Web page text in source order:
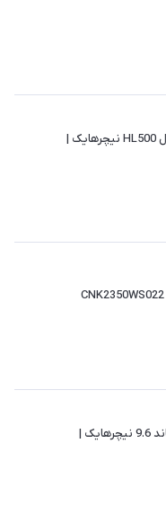
کیسه خواب الیاف مدل HL500 نیچرهایک |
چادر سرخپوستی پروفاند 9.6 نیچرهایک |